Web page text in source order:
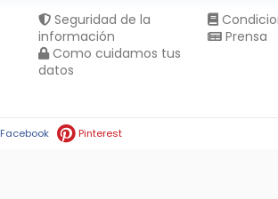
Seguridad de la
información
Como cuidamos tus
datos
Prensa
Facebook Pinterest